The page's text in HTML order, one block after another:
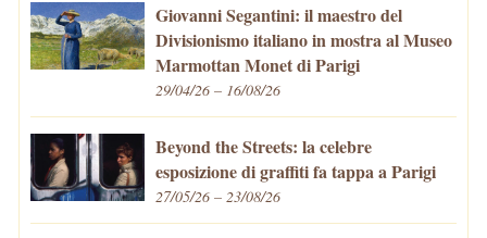
Giovanni Segantini: il maestro del
Divisionismo italiano in mostra al Museo
Marmottan Monet di Parigi
29/04/26 – 16/08/26
Beyond the Streets: la celebre
esposizione di graffiti fa tappa a Parigi
27/05/26 – 23/08/26